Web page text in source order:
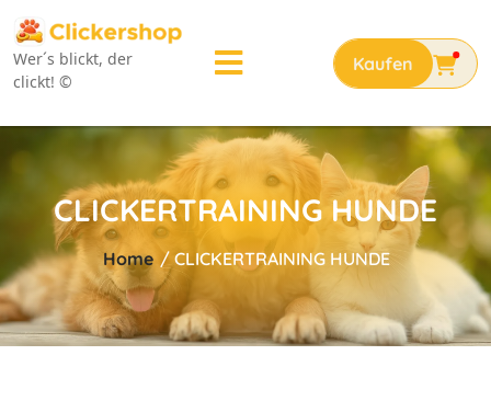
Wer´s blickt, der
clickt! ©
CLICKERTRAINING HUNDE
Home / CLICKERTRAINING HUNDE